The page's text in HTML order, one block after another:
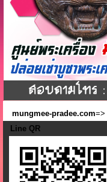
mungmee-pradee.com=>
Line QR